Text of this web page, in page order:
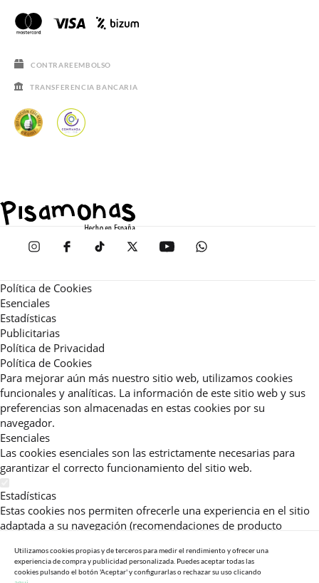
CONTRAREEMBOLSO
TRANSFERENCIA BANCARIA
Política de Cookies
Esenciales
Estadísticas
Publicitarias
Política de Privacidad
Política de Cookies
Para mejorar aún más nuestro sitio web, utilizamos cookies
funcionales y analíticas. La información de este sitio web y sus
preferencias son almacenadas en estas cookies por su
navegador.
Esenciales
Las cookies esenciales son las estrictamente necesarias para
garantizar el correcto funcionamiento del sitio web.
Estadísticas
Estas cookies nos permiten ofrecerle una experiencia en el sitio
adaptada a su navegación (recomendaciones de producto
consultadas, etc).Al activar esta cookie, nos ayuda a mejorar aún
más su experiencia.
Utilizamos cookies propias y de terceros para medir el rendimiento y ofrecer una
experiencia de compra y publicidad personalizada. Puedes aceptar todas las
cookies pulsando el botón 'Aceptar' y configurarlas o rechazar su uso clicando